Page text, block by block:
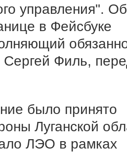
управления".
в Фейсбуке
Филь,
было принято
Луганской
ЛЭО в рамках